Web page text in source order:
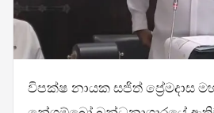
විපක්ෂ නායක සජිත් ප්‍රේමදාස